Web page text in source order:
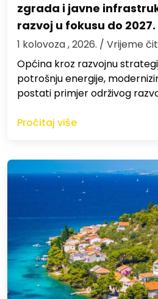
zgrada i javne
razvoj u fokusu do 2027.
1 kolovoza , 2026. / Vrijeme
Općina kroz razvojnu
potrošnju energije,
postati primjer održivog
Pročitaj više